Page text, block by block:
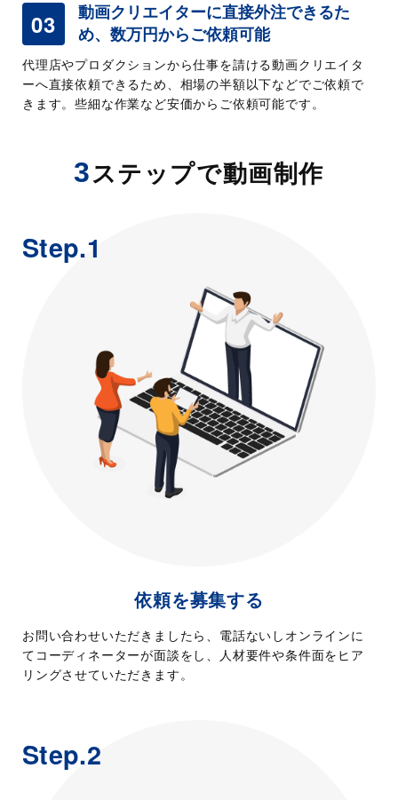
03
動画クリエイターに直接外注できるた
め、数万円からご依頼可能
代理店やプロダクションから仕事を請ける動画クリエイタ
ーへ直接依頼できるため、相場の半額以下などでご依頼で
きます。些細な作業など安価からご依頼可能です。
3ステップで動画制作
Step.1
依頼を募集する
お問い合わせいただきましたら、電話ないしオンラインに
てコーディネーターが面談をし、人材要件や条件面をヒア
リングさせていただきます。
Step.2